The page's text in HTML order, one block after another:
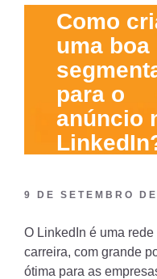
seis
para
Como
uma boa
para o
anúncio
9 DE SETEMBRO
O LinkedIn é uma
carreira, com grande
ótima para as